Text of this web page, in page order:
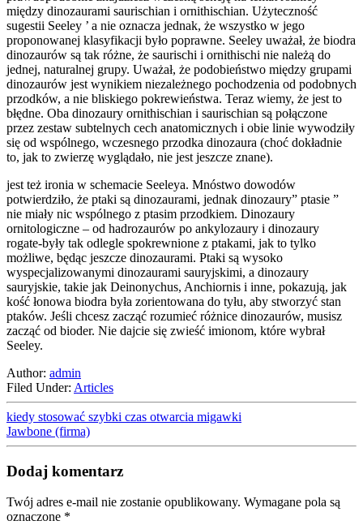
między dinozaurami saurischian i ornithischian. Użyteczność
sugestii Seeley ’ a nie oznacza jednak, że wszystko w jego
proponowanej klasyfikacji było poprawne. Seeley uważał, że biodra
dinozaurów są tak różne, że saurischi i ornithischi nie należą do
jednej, naturalnej grupy. Uważał, że podobieństwo między grupami
dinozaurów jest wynikiem niezależnego pochodzenia od podobnych
przodków, a nie bliskiego pokrewieństwa. Teraz wiemy, że jest to
błędne. Oba dinozaury ornithischian i saurischian są połączone
przez zestaw subtelnych cech anatomicznych i obie linie wywodziły
się od wspólnego, wczesnego przodka dinozaura (choć dokładnie
to, jak to zwierzę wyglądało, nie jest jeszcze znane).
jest też ironia w schemacie Seeleya. Mnóstwo dowodów
potwierdziło, że ptaki są dinozaurami, jednak dinozaury” ptasie ”
nie miały nic wspólnego z ptasim przodkiem. Dinozaury
ornitologiczne – od hadrozaurów po ankylozaury i dinozaury
rogate-były tak odlegle spokrewnione z ptakami, jak to tylko
możliwe, będąc jeszcze dinozaurami. Ptaki są wysoko
wyspecjalizowanymi dinozaurami sauryjskimi, a dinozaury
sauryjskie, takie jak Deinonychus, Anchiornis i inne, pokazują, jak
kość łonowa biodra była zorientowana do tyłu, aby stworzyć stan
ptaków. Jeśli chcesz zacząć rozumieć różnice dinozaurów, musisz
zacząć od bioder. Nie dajcie się zwieść imionom, które wybrał
Seeley.
Author: admin
Filed Under: Articles
kiedy stosować szybki czas otwarcia migawki
Jawbone (firma)
Dodaj komentarz
Twój adres e-mail nie zostanie opublikowany. Wymagane pola są
oznaczone *